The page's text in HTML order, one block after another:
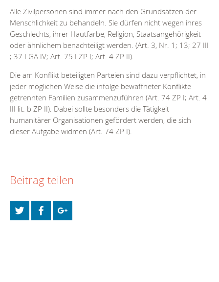
Alle Zivilpersonen sind immer nach den Grundsätzen der
Menschlichkeit zu behandeln. Sie dürfen nicht wegen ihres
Geschlechts, ihrer Hautfarbe, Religion, Staatsangehörigkeit
oder ähnlichem benachteiligt werden. (Art. 3, Nr. 1; 13; 27 III
; 37 I GA IV; Art. 75 I ZP I; Art. 4 ZP II).
Die am Konflikt beteiligten Parteien sind dazu verpflichtet, in
jeder möglichen Weise die infolge bewaffneter Konflikte
getrennten Familien zusammenzuführen (Art. 74 ZP I; Art. 4
III lit. b ZP II). Dabei sollte besonders die Tätigkeit
humanitärer Organisationen gefördert werden, die sich
dieser Aufgabe widmen (Art. 74 ZP I).
Beitrag teilen